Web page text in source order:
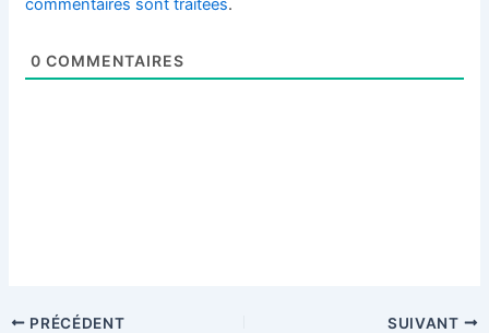
commentaires sont traitées.
0 COMMENTAIRES
PRÉCÉDENT SUIVANT